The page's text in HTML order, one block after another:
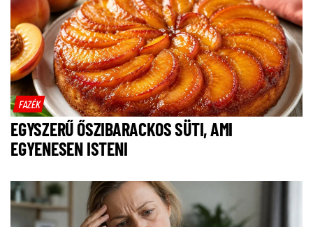
FAZÉK
EGYSZERŰ ŐSZIBARACKOS SÜTI, AMI
EGYENESEN ISTENI